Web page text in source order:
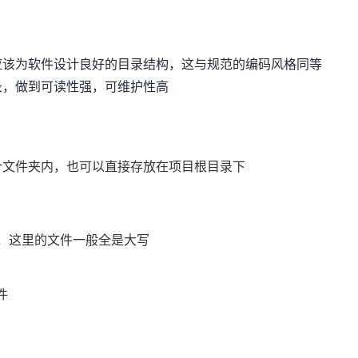
为软件设计良好的目录结构，这与规范的编码风格同等
做到可读性强，可维护性高
件夹内，也可以直接存放在项目根目录下
这里的文件一般全是大写